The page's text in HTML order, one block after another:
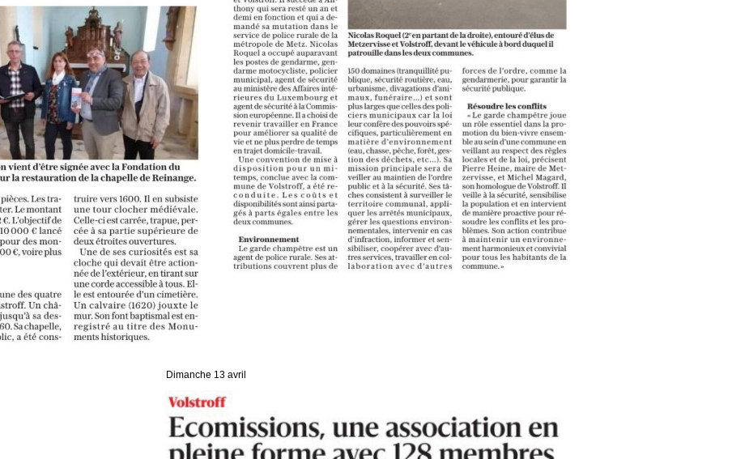
Dimanche 13 avril